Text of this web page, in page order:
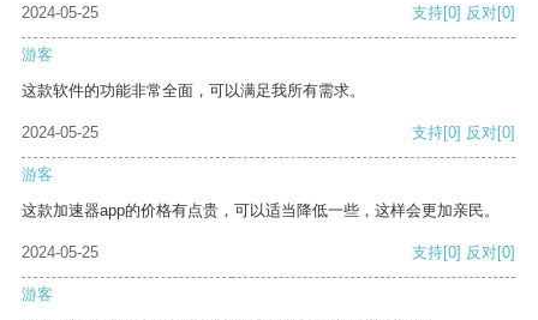
2024-05-25 支持[0] 反对[0]
游客
这款软件的功能非常全面，可以满足我所有需求。
2024-05-25 支持[0] 反对[0]
游客
这款加速器app的价格有点贵，可以适当降低一些，这样会更加亲民。
2024-05-25 支持[0] 反对[0]
游客